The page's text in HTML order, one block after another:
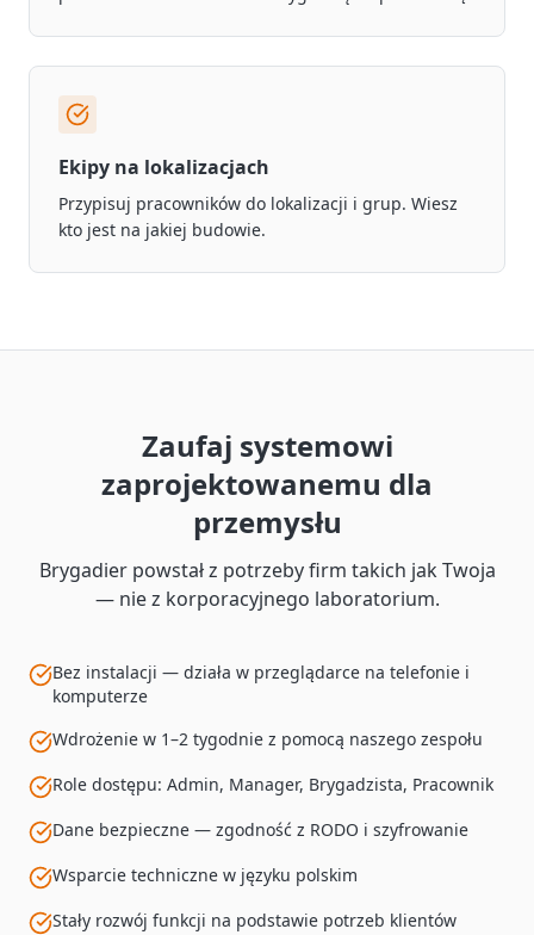
Ekipy na lokalizacjach
Przypisuj pracowników do lokalizacji i grup. Wiesz
kto jest na jakiej budowie.
Zaufaj systemowi
zaprojektowanemu dla
przemysłu
Brygadier powstał z potrzeby firm takich jak Twoja
— nie z korporacyjnego laboratorium.
Bez instalacji — działa w przeglądarce na telefonie i
komputerze
Wdrożenie w 1–2 tygodnie z pomocą naszego zespołu
Role dostępu: Admin, Manager, Brygadzista, Pracownik
Dane bezpieczne — zgodność z RODO i szyfrowanie
Wsparcie techniczne w języku polskim
Stały rozwój funkcji na podstawie potrzeb klientów